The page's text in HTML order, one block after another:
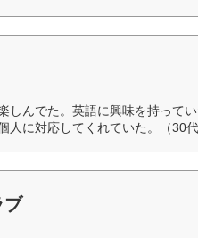
しんでた。英語に興味を持って
に対応してくれていた。（30代
ブ